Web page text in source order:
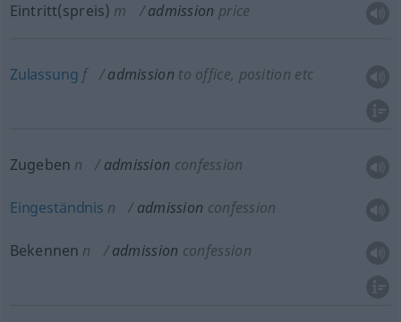
Eintritt(spreis) m admission price
Zulassung f admission to office, position etc
Zugeben n admission confession
Eingeständnis n admission confession
Bekennen n admission confession